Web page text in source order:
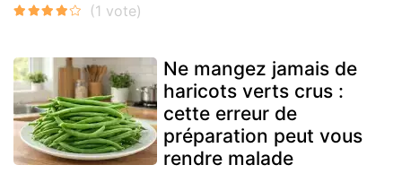
Ne mangez jamais de
haricots verts crus :
cette erreur de
préparation peut vous
rendre malade